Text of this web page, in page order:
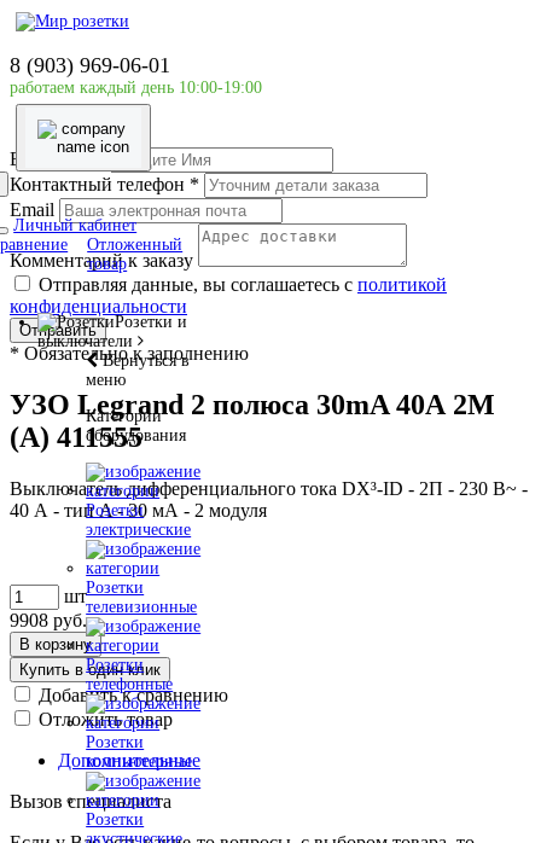
8 (903) 969-06-01
работаем каждый день 10:00-19:00
Личный кабинет
Отложенный
товар
Розетки и
выключатели
Вернуться в
меню
Категории
оборудования
Розетки
электрические
Розетки
телевизионные
Розетки
телефонные
Розетки
компьютерные
Розетки
акустические
Главная страница
LEGRAND
УЗО Legrand 2 полюса 30mA 40А 2М (А) 411555
Ваше имя *
Контактный телефон *
Email
Комментарий к заказу
Отправляя данные, вы соглашаетесь с политикой
конфиденциальности
Отправить
* Обязательно к заполнению
УЗО Legrand 2 полюса 30mA 40А 2М
(А) 411555
Выключатель дифференциального тока DX³-ID - 2П - 230 В~ -
40 А - тип A - 30 мА - 2 модуля
шт
9908 руб.
В корзину
Купить в один клик
Добавить к сравнению
Отложить товар
Дополнительные
Вызов специалиста